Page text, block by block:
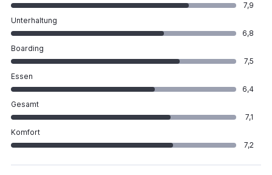
7,9
Unterhaltung
6,8
Boarding
7,5
Essen
6,4
Gesamt
7,1
Komfort
7,2